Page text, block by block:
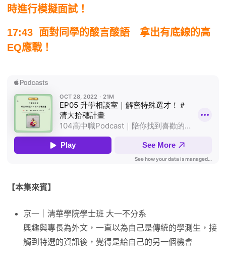
時進行模擬面試！
17:43 面對同學的酸言酸語 拿出有底線的高
EQ應戰！
【本集來賓】
京一｜清華學院學士班 大一不分系
興趣與專長為外文，一直以為自己是傳統的學測生，接
觸到特選的資訊後，覺得是給自己的另一個機會